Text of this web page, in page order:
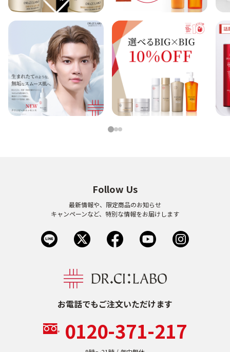
定期便
ブランド情報
ショッピングガイド
お電話でもご注文いただけます
0120-371-217
123
お電話でもご注文いただけます
0120-371-217
Follow Us
最新情報や、限定商品のお知らせ
キャンペーンなど、特別な情報をお届けします